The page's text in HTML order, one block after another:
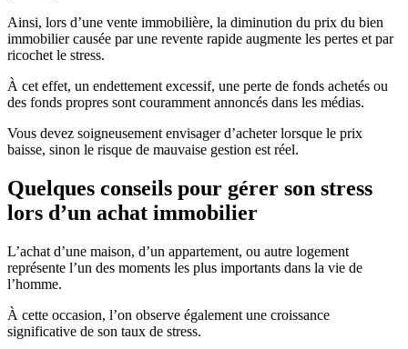
Ainsi, lors d’une vente immobilière, la diminution du prix du bien
immobilier causée par une revente rapide augmente les pertes et par
ricochet le stress.
À cet effet, un endettement excessif, une perte de fonds achetés ou
des fonds propres sont couramment annoncés dans les médias.
Vous devez soigneusement envisager d’acheter lorsque le prix
baisse, sinon le risque de mauvaise gestion est réel.
Quelques conseils pour gérer son stress
lors d’un achat immobilier
L’achat d’une maison, d’un appartement, ou autre logement
représente l’un des moments les plus importants dans la vie de
l’homme.
À cette occasion, l’on observe également une croissance
significative de son taux de stress.